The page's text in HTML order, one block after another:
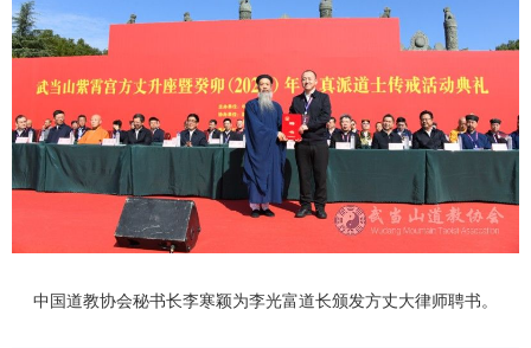
中国道教协会秘书长李寒颖为李光富道长颁发方丈大律师聘书。